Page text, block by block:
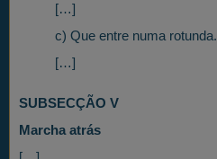
[…]
c) Que entre numa rotunda.
[…]
SUBSECÇÃO V
Marcha atrás